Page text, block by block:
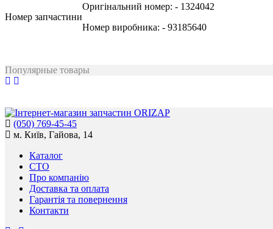
Номер запчастини
Оригінальний номер: - 1324042
Номер виробника: - 93185640
Популярные товары
(050) 769-45-45
м. Київ, Гайова, 14
Каталог
СТО
Про компанію
Доставка та оплата
Гарантія та повернення
Контакти